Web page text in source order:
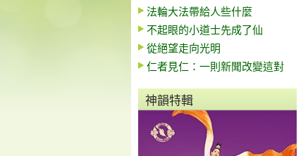
法輪大法帶給人些什麼
不起眼的小道士先成了仙
從絕望走向光明
仁者見仁：一則新聞改變這對
神韻特輯